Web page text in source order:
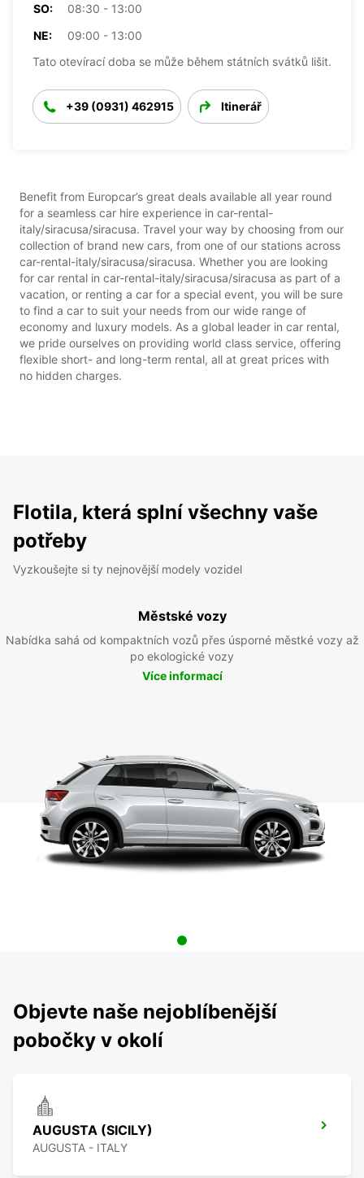
SO:
08:30 - 13:00
NE:
09:00 - 13:00
Tato otevírací doba se může během státních svátků lišit.
+39 (0931) 462915 Itinerář
Benefit from Europcar’s great deals available all year round
for a seamless car hire experience in car-rental-
italy/siracusa/siracusa. Travel your way by choosing from our
collection of brand new cars, from one of our stations across
car-rental-italy/siracusa/siracusa. Whether you are looking
for car rental in car-rental-italy/siracusa/siracusa as part of a
vacation, or renting a car for a special event, you will be sure
to find a car to suit your needs from our wide range of
economy and luxury models. As a global leader in car rental,
we pride ourselves on providing world class service, offering
flexible short- and long-term rental, all at great prices with
no hidden charges.
Flotila, která splní všechny vaše
potřeby
Vyzkoušejte si ty nejnovější modely vozidel
Městské vozy
Nabídka sahá od kompaktních vozů přes úsporné městké vozy až
po ekologické vozy
Více informací
Objevte naše nejoblíbenější
pobočky v okolí
AUGUSTA (SICILY)
AUGUSTA - ITALY